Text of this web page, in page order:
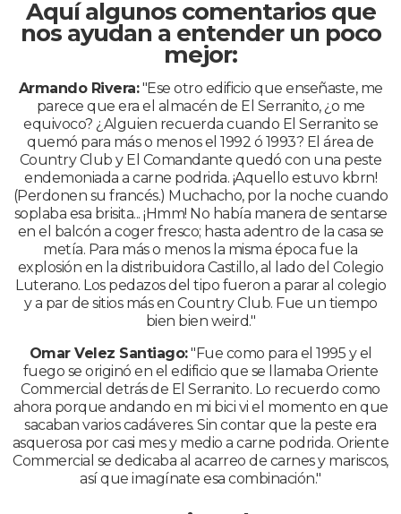
Aquí algunos comentarios que
nos ayudan a entender un poco
mejor:
Armando Rivera:"Ese otro edificio que enseñaste, me
parece que era el almacén de El Serranito, ¿o me
equivoco? ¿Alguien recuerda cuando El Serranito se
quemó para más o menos el 1992 ó 1993? El área de
Country Club y El Comandante quedó con una peste
endemoniada a carne podrida. ¡Aquello estuvo kbrn!
(Perdonen su francés.) Muchacho, por la noche cuando
soplaba esa brisita... ¡Hmm! No había manera de sentarse
en el balcón a coger fresco; hasta adentro de la casa se
metía. Para más o menos la misma época fue la
explosión en la distribuidora Castillo, al lado del Colegio
Luterano. Los pedazos del tipo fueron a parar al colegio
y a par de sitios más en Country Club. Fue un tiempo
bien bien weird."
Omar Velez Santiago:"Fue como para el 1995 y el
fuego se originó en el edificio que se llamaba Oriente
Commercial detrás de El Serranito. Lo recuerdo como
ahora porque andando en mi bici vi el momento en que
sacaban varios cadáveres. Sin contar que la peste era
asquerosa por casi mes y medio a carne podrida. Oriente
Commercial se dedicaba al acarreo de carnes y mariscos,
así que imagínate esa combinación."